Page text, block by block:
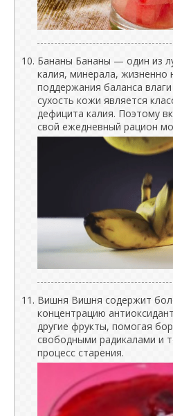
Бананы Бананы — один из
калия, минерала, жизненно
поддержания баланса
сухость кожи является
дефицита калия. Поэтому
свой ежедневный рацион
Вишня Вишня содержит
концентрацию
другие фрукты, помогая
свободными радикалами и
процесс старения.